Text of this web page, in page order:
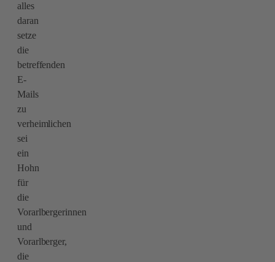
alles
daran
setze
die
betreffenden
E-
Mails
zu
verheimlichen
sei
ein
Hohn
für
die
Vorarlbergerinnen
und
Vorarlberger,
die